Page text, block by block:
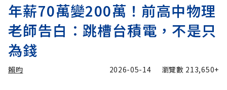
年薪70萬變200萬！前高中物理
老師告白：跳槽台積電，不是只
為錢
賴昀 2026-05-14 瀏覽數 213,650+